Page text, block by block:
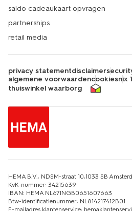
saldo cadeaukaart opvragen
partnerships
retail media
privacy statementdisclaimer
algemene voorwaardencookiesnix
thuiswinkel waarborg
HEMA B.V., NDSM-straat 10,1033 SB
KvK-nummer: 34215639
IBAN: HEMA NL67INGB0651607663
Btw-identificatienummer: NL814217412B01
E-mailadres klantenservice: